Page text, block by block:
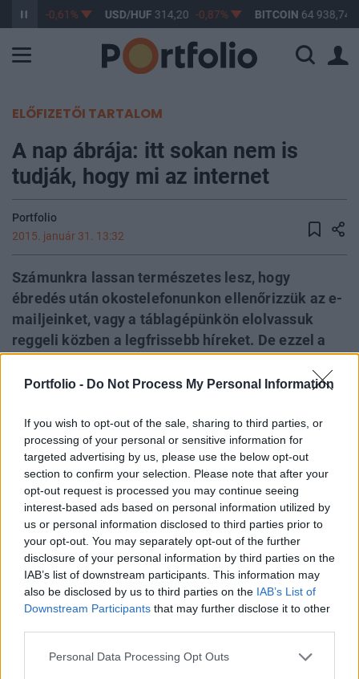
Portfolio - Do Not Process My Personal Information
If you wish to opt-out of the sale, sharing to third parties, or
processing of your personal or sensitive information for
targeted advertising by us, please use the below opt-out
section to confirm your selection. Please note that after your
opt-out request is processed you may continue seeing
interest-based ads based on personal information utilized by
us or personal information disclosed to third parties prior to
your opt-out. You may separately opt-out of the further
disclosure of your personal information by third parties on the
IAB’s list of downstream participants. This information may
also be disclosed by us to third parties on the IAB’s List of
Downstream Participants that may further disclose it to other
Personal Data Processing Opt Outs
363,17 -0,61% USD/HUF 314,20 -0,87% BITCOIN 64 938,74
ELŐFIZETŐI TARTALOM
A nap ábrája: itt sokan nem is
tudják, hogy mi az internet
Portfolio
2015. január 31. 13:32
Számunkra lassan természetes lesz, hogy
ébredés után okostelefonunkon ellenőrizzük az e-
mailjeinket, vagy a táblagépünkön elolvassuk
reggeli közben a legfrissebb híreket. De ezzel a
lakosság több mint fele még mindig nem jut
Afrikában vajon hány ember online?
AI & Digital Transformation 2026Berobbant az AI az üzleti
világba, és már megállíthatatlan a változás! November 26-
án jön a Portfolio AI & Digital Transformation konferencia,
regisztráció és részletek itt!Információ és jelentkezésNem
csoda, hogy a nagy technológiai óriások, mint a Google és
a Facebook azon törik magukat, hogy minél több emberhez
eljuttassák az internetet...
KEDVES OLVASÓNK!
A keresett cikk a portfolio.hu hírarchívumához